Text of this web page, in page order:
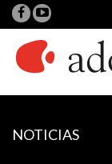
NOTICIAS